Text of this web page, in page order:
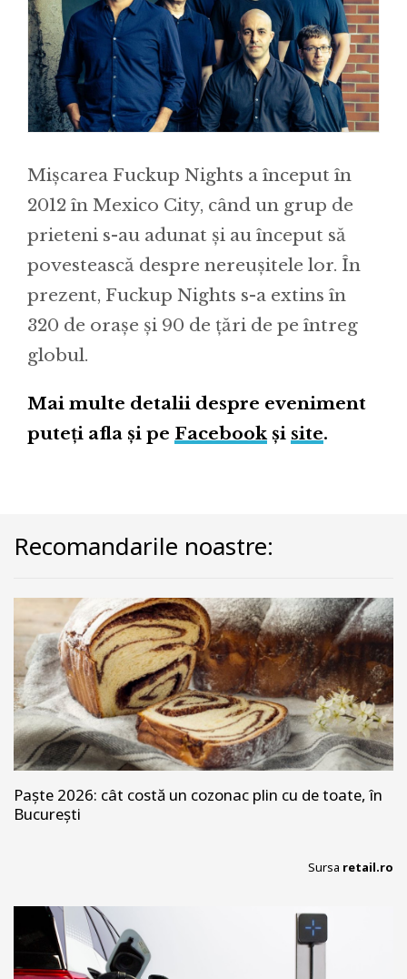
Mișcarea Fuckup Nights a început în
2012 în Mexico City, când un grup de
prieteni s-au adunat și au început să
povestească despre nereușitele lor. În
prezent, Fuckup Nights s-a extins în
320 de orașe și 90 de țări de pe întreg
globul.
Mai multe detalii despre eveniment
puteți afla și pe Facebook și site.
Recomandarile noastre:
Paște 2026: cât costă un cozonac plin cu de toate, în
București
Sursa retail.ro